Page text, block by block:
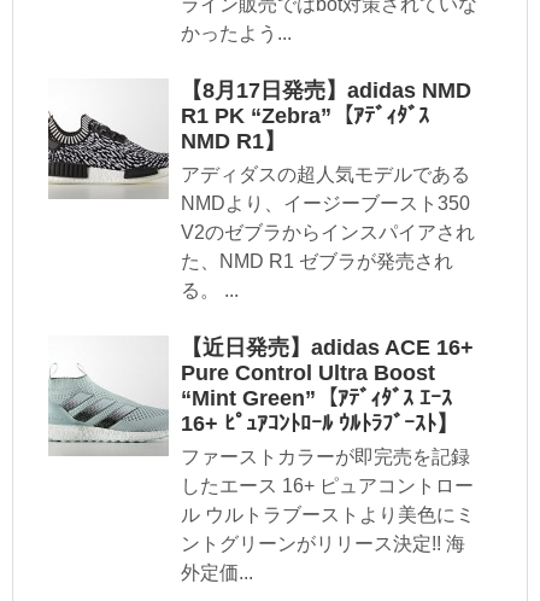
ライン販売ではbot対策されていな
かったよう...
【8月17日発売】adidas NMD
R1 PK “Zebra”【ｱﾃﾞｨﾀﾞｽ
NMD R1】
アディダスの超人気モデルである
NMDより、イージーブースト350
V2のゼブラからインスパイアされ
た、NMD R1 ゼブラが発売され
る。 ...
【近日発売】adidas ACE 16+
Pure Control Ultra Boost
“Mint Green”【ｱﾃﾞｨﾀﾞｽ ｴｰｽ
16+ ﾋﾟｭｱｺﾝﾄﾛｰﾙ ｳﾙﾄﾗﾌﾞｰｽﾄ】
ファーストカラーが即完売を記録
したエース 16+ ピュアコントロー
ル ウルトラブーストより美色にミ
ントグリーンがリリース決定!! 海
外定価...